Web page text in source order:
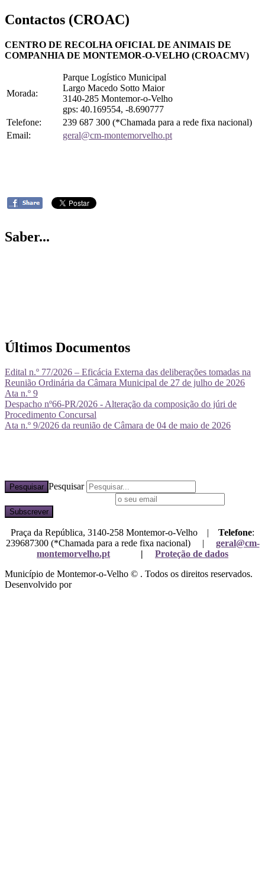
Contactos (CROAC)
CENTRO DE RECOLHA OFICIAL DE ANIMAIS DE
COMPANHIA DE MONTEMOR-O-VELHO (CROACMV)
Morada:
Parque Logístico Municipal
Largo Macedo Sotto Maior
3140-285 Montemor-o-Velho
gps: 40.169554, -8.690777
Telefone:
239 687 300 (*Chamada para a rede fixa nacional)
Email:
geral@cm-montemorvelho.pt
Saber...
Últimos Documentos
Edital n.º 77/2026 – Eficácia Externa das deliberações tomadas na
Reunião Ordinária da Câmara Municipal de 27 de julho de 2026
Ata n.º 9
Despacho nº66-PR/2026 - Alteração da composição do júri de
Procedimento Concursal
Ata n.º 9/2026 da reunião de Câmara de 04 de maio de 2026
Pesquisar Pesquisar
Praça da República, 3140-258 Montemor-o-Velho | Telefone:
239687300 (*Chamada para a rede fixa nacional) | geral@cm-
montemorvelho.pt
| Proteção de dados
Município de Montemor-o-Velho © . Todos os direitos reservados.
Desenvolvido por